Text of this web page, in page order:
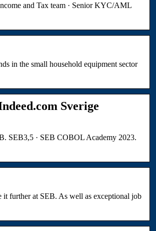
and Tax team · Senior KYC/AML
in the small household equipment sector
Sverige
SEB3,5 · SEB COBOL Academy 2023.
it further at SEB. As well as exceptional job